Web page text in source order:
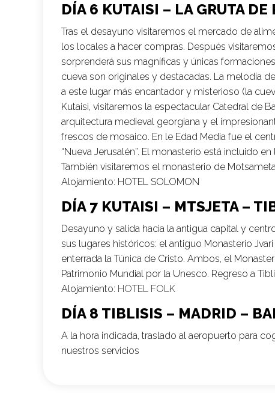
DÍA 6 KUTAISI – LA GRUTA
Tras el desayuno visitaremos el mercado de
los locales a hacer compras. Después
sorprenderá sus magníficas y únicas
cueva son originales y destacadas. La melodía
a este lugar más encantador y misterioso (la
Kutaisi, visitaremos la espectacular Catedral de
arquitectura medieval georgiana y el
frescos de mosaico. En le Edad Media fue el
“Nueva Jerusalén”. El monasterio está incluido
También visitaremos el monasterio de
Alojamiento: HOTEL SOLOMON
DÍA 7 KUTAISI – MTSJETA –
Desayuno y salida hacia la antigua capital y
sus lugares históricos: el antiguo Monasterio
enterrada la Túnica de Cristo. Ambos, el
Patrimonio Mundial por la Unesco. Regreso a
Alojamiento: HOTEL FOLK
DÍA 8 TIBLISIS – MADRID –
A la hora indicada, traslado al aeropuerto para
nuestros servicios